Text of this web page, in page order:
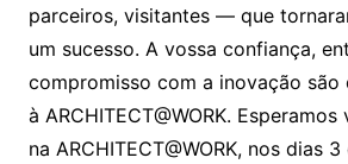
parceiros, visitantes — que
um sucesso. A vossa confiança,
compromisso com a inovação são
à ARCHITECT@WORK.
na ARCHITECT@WORK, nos dias